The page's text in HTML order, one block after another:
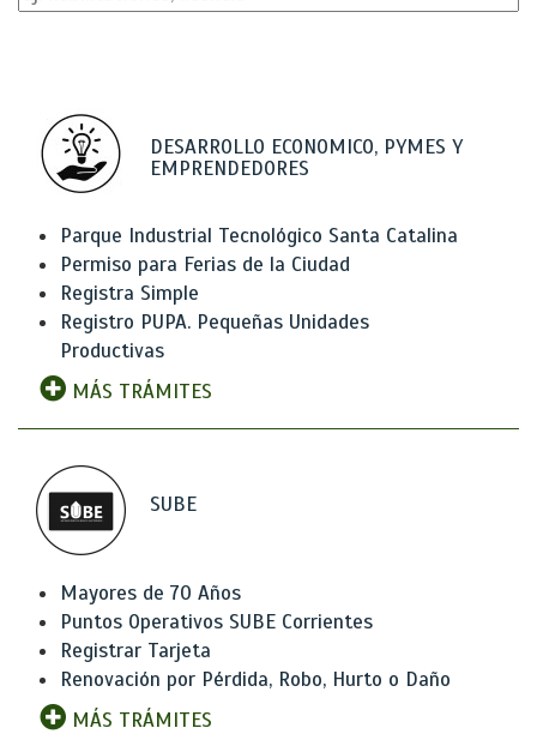
DESARROLLO ECONOMICO, PYMES Y
EMPRENDEDORES
Parque Industrial Tecnológico Santa Catalina
Permiso para Ferias de la Ciudad
Registra Simple
Registro PUPA. Pequeñas Unidades
Productivas
MÁS TRÁMITES
SUBE
Mayores de 70 Años
Puntos Operativos SUBE Corrientes
Registrar Tarjeta
Renovación por Pérdida, Robo, Hurto o Daño
MÁS TRÁMITES